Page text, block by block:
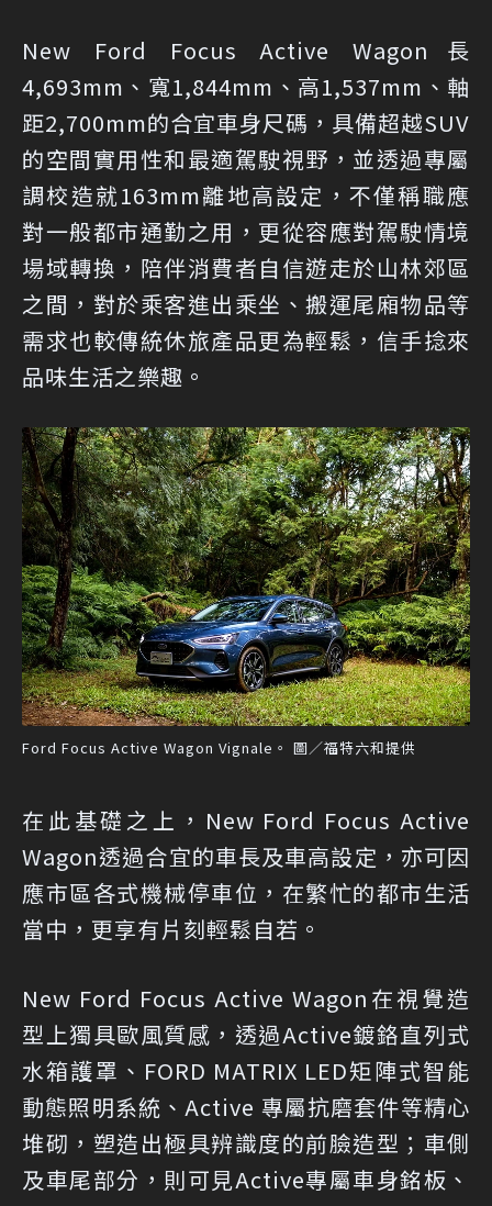
New Ford Focus Active Wagon長
4,693mm、寬1,844mm、高1,537mm、軸
距2,700mm的合宜車身尺碼，具備超越SUV
的空間實用性和最適駕駛視野，並透過專屬
調校造就163mm離地高設定，不僅稱職應
對一般都市通勤之用，更從容應對駕駛情境
場域轉換，陪伴消費者自信遊走於山林郊區
之間，對於乘客進出乘坐、搬運尾廂物品等
需求也較傳統休旅產品更為輕鬆，信手捻來
品味生活之樂趣。
Ford Focus Active Wagon Vignale。 圖／福特六和提供
在此基礎之上，New Ford Focus Active
Wagon透過合宜的車長及車高設定，亦可因
應市區各式機械停車位，在繁忙的都市生活
當中，更享有片刻輕鬆自若。
New Ford Focus Active Wagon在視覺造
型上獨具歐風質感，透過Active鍍鉻直列式
水箱護罩、FORD MATRIX LED矩陣式智能
動態照明系統、Active 專屬抗磨套件等精心
堆砌，塑造出極具辨識度的前臉造型；車側
及車尾部分，則可見Active專屬車身銘板、